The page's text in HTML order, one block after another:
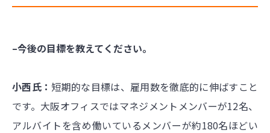
–今後の目標を教えてください。
小西氏： 短期的な目標は、雇用数を徹底的に伸ばすこと
です。大阪オフィスではマネジメントメンバーが12名、
アルバイトを含め働いているメンバーが約180名ほどい